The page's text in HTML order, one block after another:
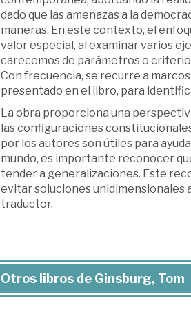
dado que las amenazas a la
maneras. En este contexto, el
valor especial, al examinar varios
carecemos de parámetros o
Con frecuencia, se recurre a
presentado en el libro, para
La obra proporciona una
las configuraciones
por los autores son útiles para
mundo, es importante reconocer
tender a generalizaciones. Este
evitar soluciones unidimensionales
traductor.
Otros libros de Ginsburg, Tom